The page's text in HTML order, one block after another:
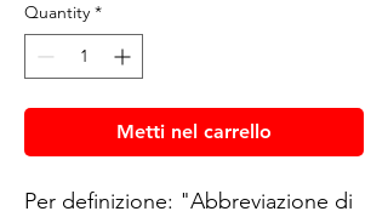
Quantity *
Metti nel carrello
Per definizione: "Abbreviazione di